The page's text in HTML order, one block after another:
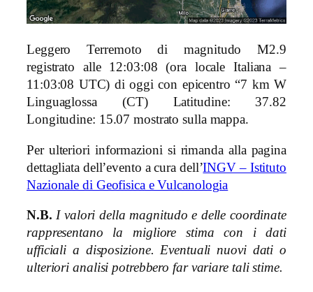
Leggero Terremoto di magnitudo M2.9
registrato alle 12:03:08 (ora locale Italiana –
11:03:08 UTC) di oggi con epicentro “7 km W
Linguaglossa (CT)Latitudine: 37.82
Longitudine: 15.07 mostrato sulla mappa.
Per ulteriori informazioni si rimanda alla pagina
dettagliata dell’evento a cura dell’INGV – Istituto
Nazionale di Geofisica e Vulcanologia
N.B. I valori della magnitudo e delle coordinate
rappresentano la migliore stima con i dati
ufficiali a disposizione. Eventuali nuovi dati o
ulteriori analisi potrebbero far variare tali stime.